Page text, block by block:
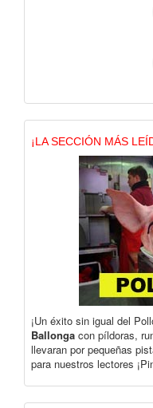
¡LA SECCIÓN MÁS
¡Un éxito sin igual del
Ballonga con píldoras,
llevaran por pequeñas
para nuestros lectores